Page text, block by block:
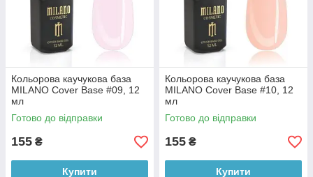
Кольорова каучукова база
MILANO Cover Base #09, 12
мл
Готово до відправки
155 ₴
Купити
Кольорова каучукова база
MILANO Cover Base #10, 12
мл
Готово до відправки
155 ₴
Купити